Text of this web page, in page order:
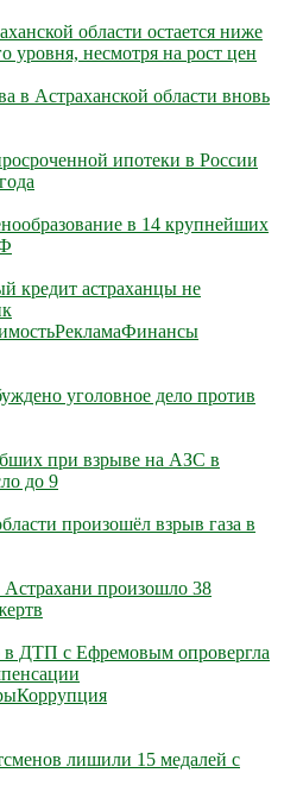
области остается ниже
уровня, несмотря на рост цен
в Астраханской области вновь
ипотеки в России
в 14 крупнейших
кредит астраханцы не
РекламаФинансы
уголовное дело против
при взрыве на АЗС в
до 9
произошёл взрыв газа в
Астрахани произошло 38
в ДТП с Ефремовым опровергла
Коррупция
лишили 15 медалей с